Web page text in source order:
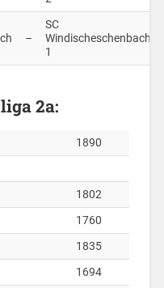
–
SC
Windischeschenbach
1
2a:
1890
1802
1760
1835
1694